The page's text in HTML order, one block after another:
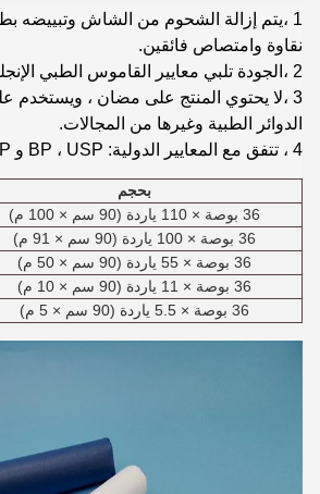
1 ،
يتم إزالة الشحوم من الشاش وتبييضه
نقاوة وامتصاص فائقين.
2 ،
الجودة تلبي معايير القاموس الطبي
3 ، لا يحتوي المنتج على مضان ، ويستخدم
الدوائر الطبية وغيرها من المجالات.
4 ، تتفق مع المعايير الدولية: BP ، USP و EUP القياسية.
بحجم
36 بوصة × 110 ياردة (90 سم × 100 م)
36 بوصة × 100 ياردة (90 سم × 91 م)
36 بوصة × 55 ياردة (90 سم × 50 م)
36 بوصة × 11 ياردة (90 سم × 10 م)
36 بوصة × 5.5 ياردة (90 سم × 5 م)